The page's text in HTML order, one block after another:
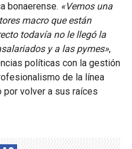
bonaerense. «Vemos una
macro que están
todavía no le llegó la
y a las pymes»,
políticas con la gestión
de la línea
por volver a sus raíces